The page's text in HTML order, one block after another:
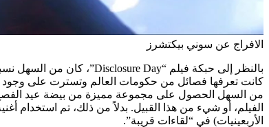
الافراج عن سوني بيكتشرز
الأربعينيات) في “لقاءات قريبة”.